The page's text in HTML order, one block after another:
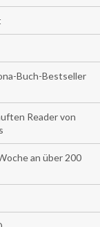
Buch-Bestseller
Reader von
an über 200